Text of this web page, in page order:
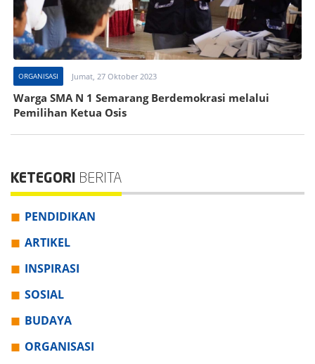
ORGANISASI Jumat, 27 Oktober 2023
Warga SMA N 1 Semarang Berdemokrasi melalui
Pemilihan Ketua Osis
KETEGORI BERITA
PENDIDIKAN
ARTIKEL
INSPIRASI
SOSIAL
BUDAYA
ORGANISASI